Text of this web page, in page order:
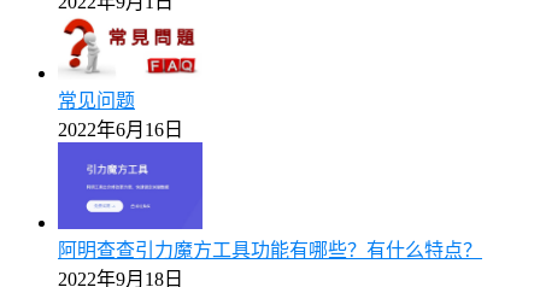
常见问题
2022年6月16日
阿明查查引力魔方工具功能有哪些？有什么特点？
2022年9月18日